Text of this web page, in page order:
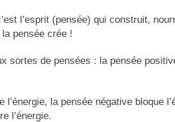
l’esprit (pensée) qui construit,
pensée crée !
sortes de pensées : la pensée
l’énergie, la pensée négative bloque
l’énergie.